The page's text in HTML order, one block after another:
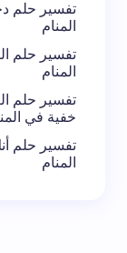
تفسير حلم
المنام
تفسير حلم
المنام
تفسير حلم
خفية في
تفسير حلم
المنام